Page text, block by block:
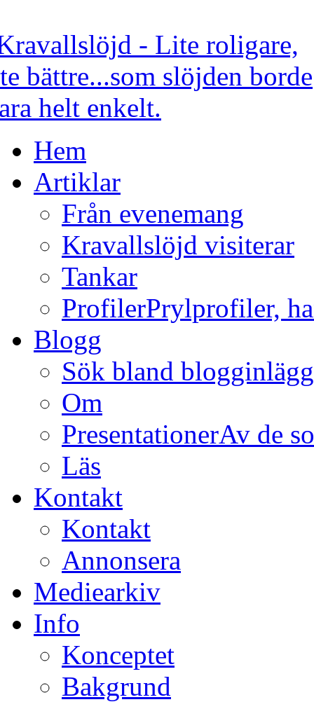
Hem
Artiklar
Från evenemang
Kravallslöjd visiterar
Tankar
ProfilerPrylprofiler,
Blogg
Sök bland
Om
PresentationerAv de
Läs
Kontakt
Kontakt
Annonsera
Mediearkiv
Info
Konceptet
Bakgrund